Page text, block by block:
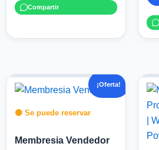
Compartir
¡Oferta!
🟡 Se puede reservar
Membresia Vendedor
El
precio
original
$ 15.000.
El
precio
$ 8.000.